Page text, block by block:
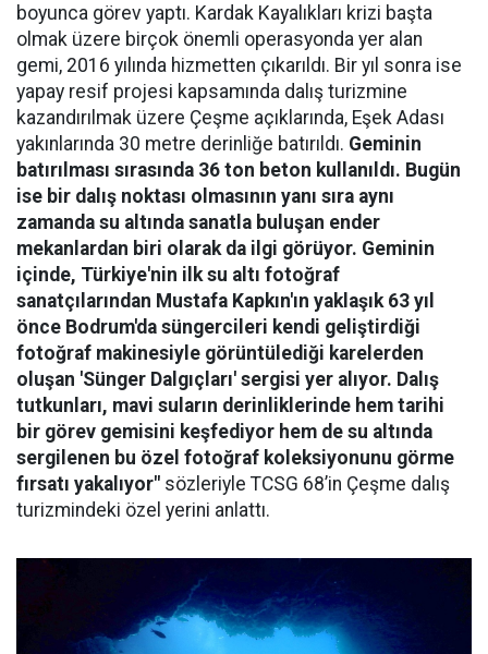
boyunca görev yaptı. Kardak Kayalıkları krizi başta
olmak üzere birçok önemli operasyonda yer alan
gemi, 2016 yılında hizmetten çıkarıldı. Bir yıl sonra ise
yapay resif projesi kapsamında dalış turizmine
kazandırılmak üzere Çeşme açıklarında, Eşek Adası
yakınlarında 30 metre derinliğe batırıldı. Geminin
batırılması sırasında 36 ton beton kullanıldı. Bugün
ise bir dalış noktası olmasının yanı sıra aynı
zamanda su altında sanatla buluşan ender
mekanlardan biri olarak da ilgi görüyor. Geminin
içinde, Türkiye'nin ilk su altı fotoğraf
sanatçılarından Mustafa Kapkın'ın yaklaşık 63 yıl
önce Bodrum'da süngercileri kendi geliştirdiği
fotoğraf makinesiyle görüntülediği karelerden
oluşan 'Sünger Dalgıçları' sergisi yer alıyor. Dalış
tutkunları, mavi suların derinliklerinde hem tarihi
bir görev gemisini keşfediyor hem de su altında
sergilenen bu özel fotoğraf koleksiyonunu görme
fırsatı yakalıyor" sözleriyle TCSG 68’in Çeşme dalış
turizmindeki özel yerini anlattı.